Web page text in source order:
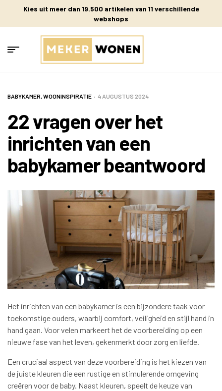
Kies uit meer dan 19.500 artikelen van 11 verschillende
webshops
BABYKAMER,WOONINSPIRATIE 4 AUGUSTUS 2024
22 vragen over het
inrichten van een
babykamer beantwoord
Het inrichten van een babykamer is een bijzondere taak voor
toekomstige ouders, waarbij comfort, veiligheid en stijl hand in
hand gaan. Voor velen markeert het de voorbereiding op een
nieuwe fase van het leven, gekenmerkt door zorg en liefde.
Een cruciaal aspect van deze voorbereiding is het kiezen van
de juiste kleuren die een rustige en stimulerende omgeving
creëren voor de baby. Naast kleuren, speelt de keuze van